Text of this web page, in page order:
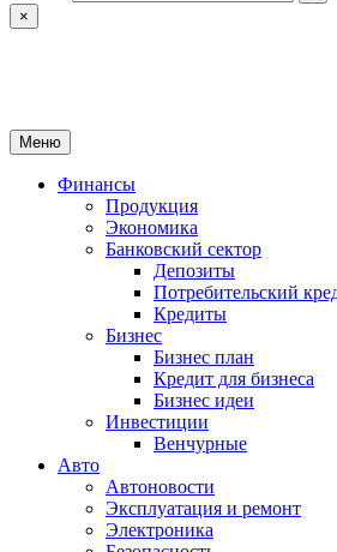
×
Меню
Финансы
Продукция
Экономика
Банковский сектор
Депозиты
Потребительский
Кредиты
Бизнес
Бизнес план
Кредит для бизнеса
Бизнес идеи
Инвестиции
Венчурные
Авто
Автоновости
Эксплуатация и ремонт
Электроника